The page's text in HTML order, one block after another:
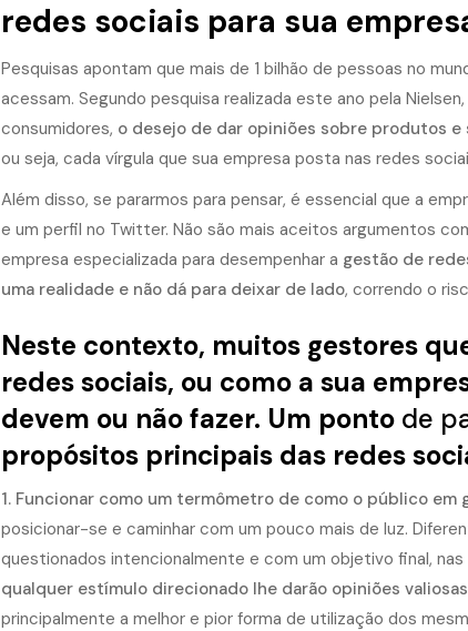
redes sociais para sua
Pesquisas apontam que mais de 1 bilhão de pessoas no
acessam. Segundo pesquisa realizada este ano pela
consumidores, o desejo de dar opiniões sobre produtos
ou seja, cada vírgula que sua empresa posta nas redes
Além disso, se pararmos para pensar, é essencial que a
e um perfil no Twitter. Não são mais aceitos argumentos
empresa especializada para desempenhar a gestão de
uma realidade e não dá para deixar de lado, correndo o
Neste contexto, muitos gestores
redes sociais, ou como a sua
devem ou não fazer. Um ponto de
propósitos principais das redes
1. Funcionar como um termômetro de como o público em
posicionar-se e caminhar com um pouco mais de luz.
questionados intencionalmente e com um objetivo final,
qualquer estímulo direcionado lhe darão opiniões
principalmente a melhor e pior forma de utilização dos